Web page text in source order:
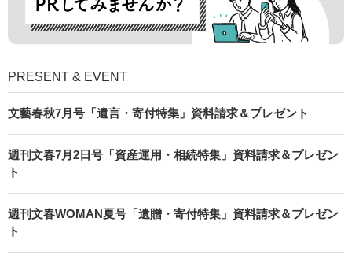
PRESENT & EVENT
文藝春秋7月号「遺言・寄付特集」資料請求＆プレゼント
週刊文春7月2日号「資産運用・相続特集」資料請求＆プレゼン
ト
週刊文春WOMAN夏号「遺贈・寄付特集」資料請求＆プレゼン
ト